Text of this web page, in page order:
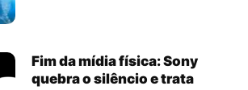
Fim da mídia física: Sony
quebra o silêncio e trata